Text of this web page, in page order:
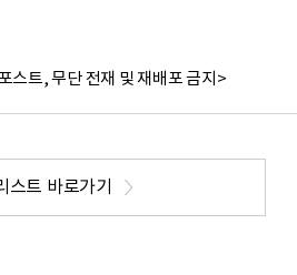
스트, 무단 전재 및 재배포 금지>
스트 바로가기